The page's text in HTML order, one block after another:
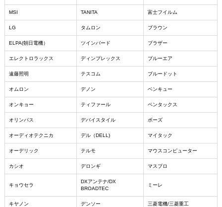
MSI TANITA 富士フイルム
LG タムロン ブラウン
ELPA(朝日電機） ツインバード ブラザー
エレクトロラックス ディンプレックス ブルーエア
遠藤照明 テスコム ブルードット
オムロン デノン ベンキュー
オンキョー ティファール ペンタックス
オリンパス デバイスタイル ボーズ
オーディオテクニカ デル（DELL) マイタック
オーデリック テルモ マウスコンピューター
カシオ デロンギ マスプロ
キョウセラ
DXアンテナ/DX
BROADTEC
ミーレ
キヤノン デンソー 三菱電機/三菱重工